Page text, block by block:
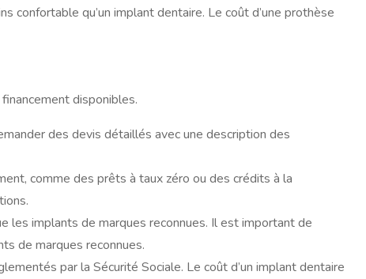
qu’un implant dentaire. Le coût d’une prothèse
disponibles.
des devis détaillés avec une description des
comme des prêts à taux zéro ou des crédits à la
les implants de marques reconnues. Il est important de
de marques reconnues.
par la Sécurité Sociale. Le coût d’un implant dentaire